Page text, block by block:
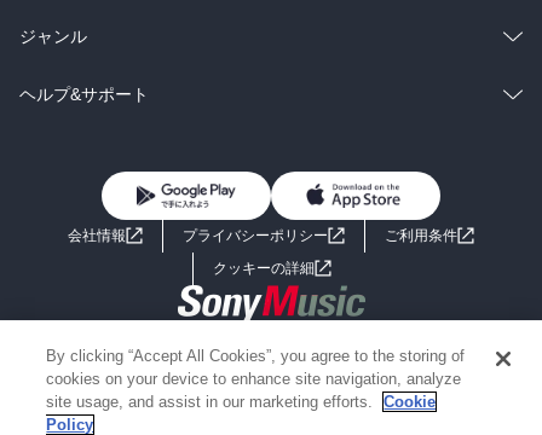
BL・TL
雑誌・グラビア
BL・TL
ラノベ
雑誌・グラビア
総合
ラノベ
ジャンル
コミック
ライトノベル 男子向けラノベ
小説
海外小説
ミステリー SF
歴史・時代小説
ヘルプ&サポート
よくあるご質問 お問い合わせ
会社情報 プライバシーポリシー
ご利用条件
クッキーの詳細
Copyright 2017 - 2026 Sony Music Entertainment(Japan) Inc.
Information on the site is for the Japan domestic market only
powered by
By clicking “Accept All Cookies”, you agree to the storing of
cookies on your device to enhance site navigation, analyze
site usage, and assist in our marketing efforts.
Cookie
Policy